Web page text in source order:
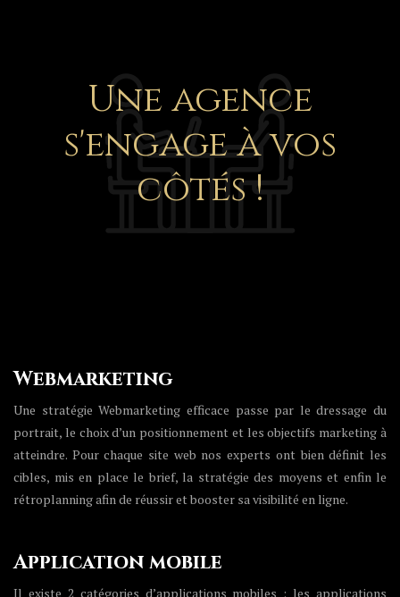
Une agence
s'engage à vos
côtés !
Webmarketing
Une stratégie Webmarketing efficace passe par le dressage du
portrait, le choix d’un positionnement et les objectifs marketing à
atteindre. Pour chaque site web nos experts ont bien définit les
cibles, mis en place le brief, la stratégie des moyens et enfin le
rétroplanning afin de réussir et booster sa visibilité en ligne.
Application mobile
Il existe 2 catégories d’applications mobiles : les applications